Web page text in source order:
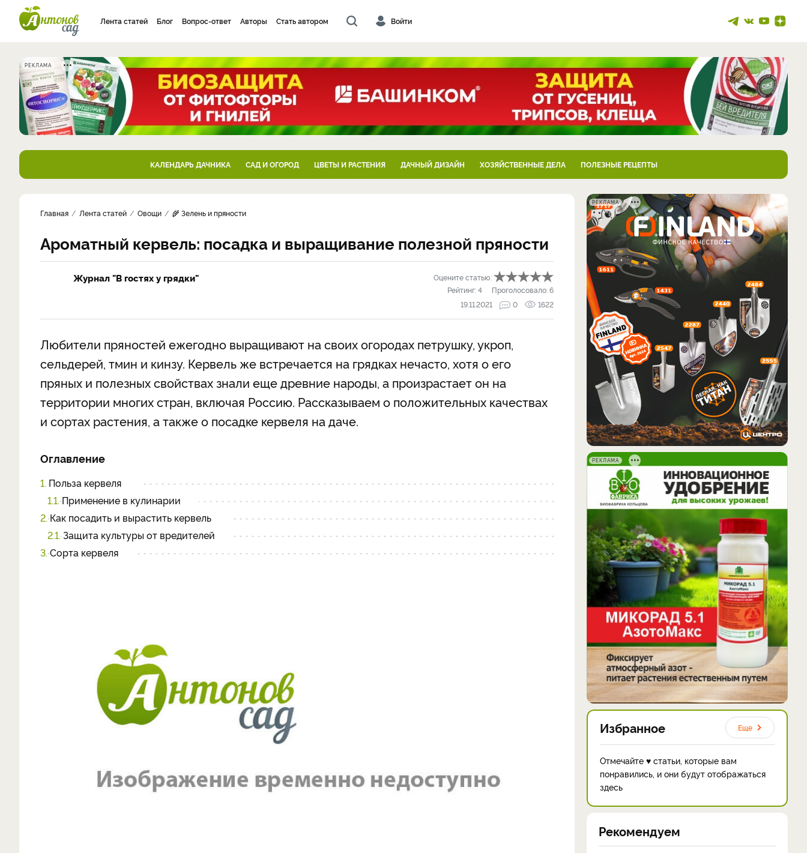
Лента статей Блог Вопрос-ответ Авторы Стать автором Войти
РЕКЛАМА
КАЛЕНДАРЬ ДАЧНИКА САД И ОГОРОД ЦВЕТЫ И РАСТЕНИЯ ДАЧНЫЙ ДИЗАЙН ХОЗЯЙСТВЕННЫЕ ДЕЛА ПОЛЕЗНЫЕ РЕЦЕПТЫ
Главная Лента статей Овощи 🌾 Зелень и пряности
Ароматный кервель: посадка и выращивание полезной пряности
Журнал "В гостях у грядки"
Оцените статью:
Рейтинг:4 Проголосовало:6
19.11.2021
0 1622
Любители пряностей ежегодно выращивают на своих огородах петрушку, укроп,
сельдерей, тмин и кинзу. Кервель же встречается на грядках нечасто, хотя о его
пряных и полезных свойствах знали еще древние народы, а произрастает он на
территории многих стран, включая Россию. Рассказываем о положительных качествах
и сортах растения, а также о посадке кервеля на даче.
Оглавление
1. Польза кервеля
1.1. Применение в кулинарии
2. Как посадить и вырастить кервель
2.1. Защита культуры от вредителей
3. Сорта кервеля
РЕКЛАМА
РЕКЛАМА
Избранное Еще
Отмечайте ♥ статьи, которые вам
понравились, и они будут отображаться
здесь
Рекомендуем